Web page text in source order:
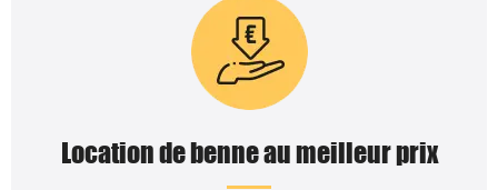
Location de benne au meilleur prix